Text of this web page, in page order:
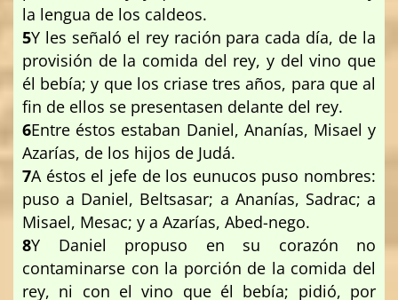
la lengua de los caldeos.
5Y les señaló el rey ración para cada día, de la
provisión de la comida del rey, y del vino que
él bebía; y que los criase tres años, para que al
fin de ellos se presentasen delante del rey.
6Entre éstos estaban Daniel, Ananías, Misael y
Azarías, de los hijos de Judá.
7A éstos el jefe de los eunucos puso nombres:
puso a Daniel, Beltsasar; a Ananías, Sadrac; a
Misael, Mesac; y a Azarías, Abed-nego.
8Y Daniel propuso en su corazón no
contaminarse con la porción de la comida del
rey, ni con el vino que él bebía; pidió, por